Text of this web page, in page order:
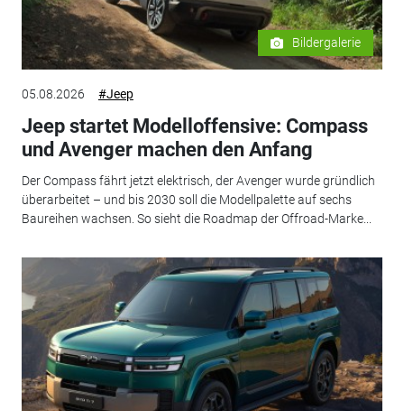
Bildergalerie
05.08.2026 #Jeep
Jeep startet Modelloffensive: Compass
und Avenger machen den Anfang
Der Compass fährt jetzt elektrisch, der Avenger wurde gründlich
überarbeitet – und bis 2030 soll die Modellpalette auf sechs
Baureihen wachsen. So sieht die Roadmap der Offroad-Marke...